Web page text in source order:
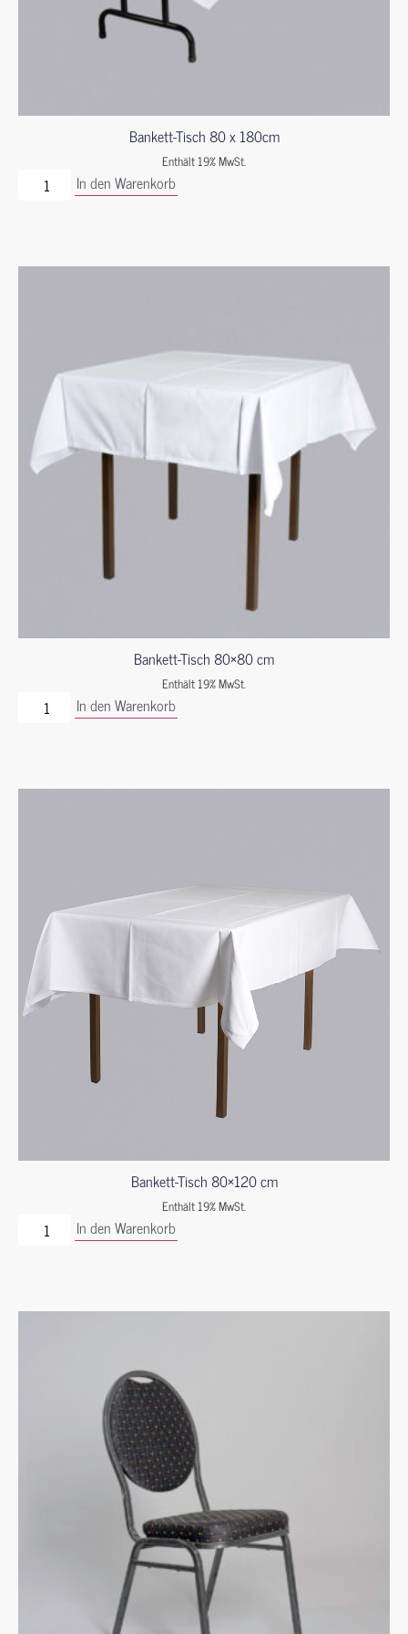
Bankett-Tisch 80 x 180cm
Enthält 19% MwSt.
In den Warenkorb
Bankett-Tisch 80×80 cm
Enthält 19% MwSt.
In den Warenkorb
Bankett-Tisch 80×120 cm
Enthält 19% MwSt.
In den Warenkorb